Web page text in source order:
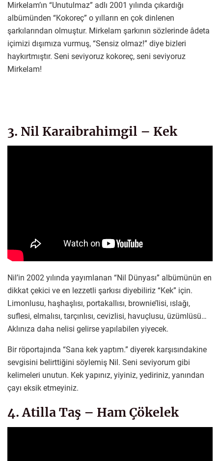
Mirkelam’ın “Unutulmaz” adlı 2001 yılında çıkardığı
albümünden “Kokoreç” o yılların en çok dinlenen
şarkılarından olmuştur. Mirkelam şarkının sözlerinde âdeta
içimizi dışımıza vurmuş, “Sensiz olmaz!” diye bizleri
haykırtmıştır. Seni seviyoruz kokoreç, seni seviyoruz
Mirkelam!
3. Nil Karaibrahimgil – Kek
Nil’in 2002 yılında yayımlanan “Nil Dünyası” albümünün en
dikkat çekici ve en lezzetli şarkısı diyebiliriz “Kek” için.
Limonlusu, haşhaşlısı, portakallısı, brownie’lisi, ıslağı,
suflesi, elmalısı, tarçınlısı, cevizlisi, havuçlusu, üzümlüsü…
Aklınıza daha nelisi gelirse yapılabilen yiyecek.
Bir röportajında “Sana kek yaptım.” diyerek karşısındakine
sevgisini belirttiğini söylemiş Nil. Seni seviyorum gibi
kelimeleri unutun. Kek yapınız, yiyiniz, yediriniz, yanından
çayı eksik etmeyiniz.
4. Atilla Taş – Ham Çökelek